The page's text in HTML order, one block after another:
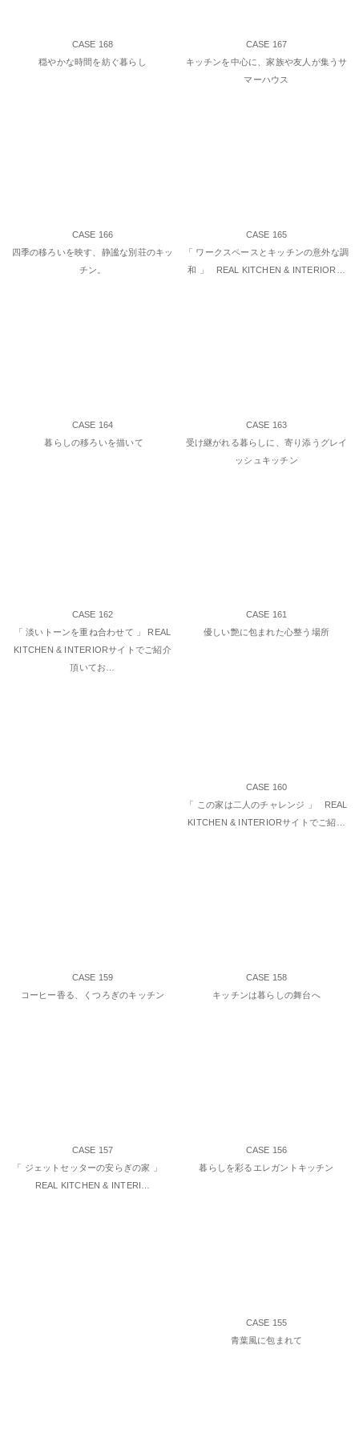
CASE 168
穏やかな時間を紡ぐ暮らし
CASE 167
キッチンを中心に、家族や友人が集うサ
マーハウス
CASE 166
四季の移ろいを映す、静謐な別荘のキッ
チン。
CASE 165
「 ワークスペースとキッチンの意外な調
和 」 REAL KITCHEN & INTERIOR…
CASE 164
暮らしの移ろいを描いて
CASE 163
受け継がれる暮らしに、寄り添うグレイ
ッシュキッチン
CASE 162
「 淡いトーンを重ね合わせて 」 REAL
KITCHEN & INTERIORサイトでご紹介
頂いてお…
CASE 161
優しい艶に包まれた心整う場所
CASE 160
「 この家は二人のチャレンジ 」 REAL
KITCHEN & INTERIORサイトでご紹…
CASE 159
コーヒー香る、くつろぎのキッチン
CASE 158
キッチンは暮らしの舞台へ
CASE 157
「 ジェットセッターの安らぎの家 」
REAL KITCHEN & INTERI…
CASE 156
暮らしを彩るエレガントキッチン
CASE 155
青葉風に包まれて